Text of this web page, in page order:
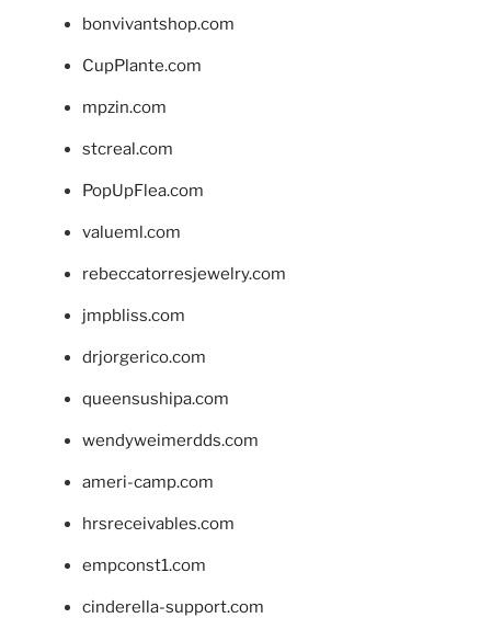
bonvivantshop.com
CupPlante.com
mpzin.com
stcreal.com
PopUpFlea.com
valueml.com
rebeccatorresjewelry.com
jmpbliss.com
drjorgerico.com
queensushipa.com
wendyweimerdds.com
ameri-camp.com
hrsreceivables.com
empconst1.com
cinderella-support.com